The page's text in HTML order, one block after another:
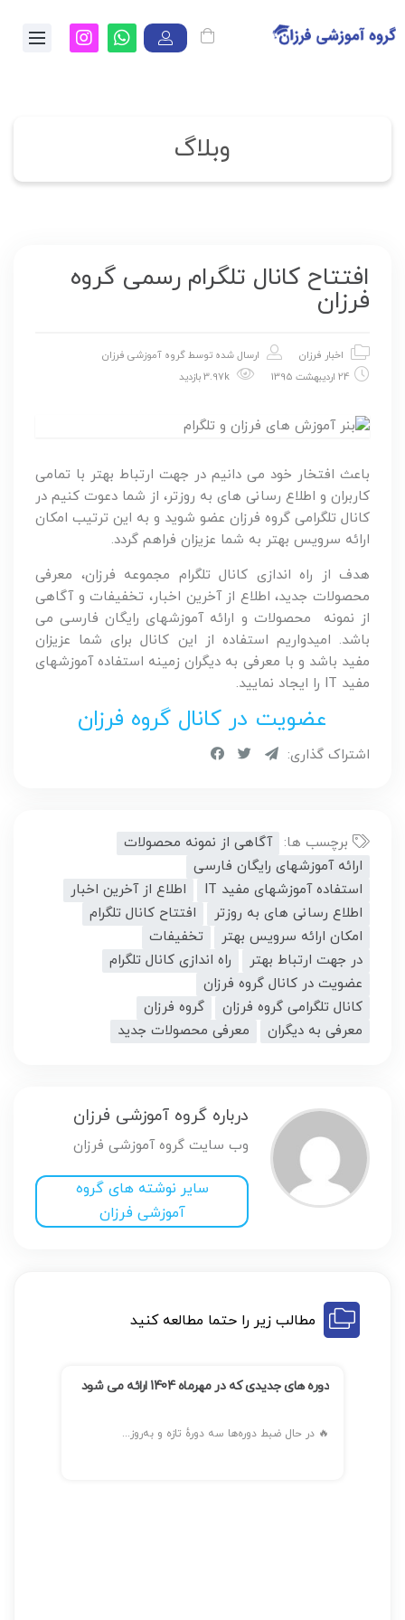
وبلاگ
افتتاح کانال تلگرام رسمی گروه
فرزان
اخبار فرزان ارسال شده توسطگروه آموزشی فرزان
24 اردیبهشت 1395
باعث افتخار خود می دانیم در جهت ارتباط بهتر با تمامی
کاربران و اطلاع رسانی های به روزتر، از شما دعوت کنیم در
کانال تلگرامی گروه فرزان عضو شوید و به این ترتیب امکان
ارائه سرویس بهتر به شما عزیزان فراهم گردد.
هدف از راه اندازی کانال تلگرام مجموعه فرزان، معرفی
محصولات جدید، اطلاع از آخرین اخبار، تخفیفات و آگاهی
از نمونه محصولات و ارائه آموزشهای رایگان فارسی می
باشد. امیدواریم استفاده از این کانال برای شما عزیزان
مفید باشد و با معرفی به دیگران زمینه استفاده آموزشهای
مفید IT را ایجاد نمایید.
عضویت در کانال گروه فرزان
اشتراک گذاری:
برچسب ها:
آگاهی از نمونه محصولات
ارائه آموزشهای رایگان فارسی
استفاده آموزشهای مفید IT
اطلاع از آخرین اخبار
اطلاع رسانی های به روزتر
افتتاح کانال تلگرام
امکان ارائه سرویس بهتر
تخفیفات
در جهت ارتباط بهتر
راه اندازی کانال تلگرام
عضویت در کانال گروه فرزان
کانال تلگرامی گروه فرزان
گروه فرزان
معرفی به دیگران
معرفی محصولات جدید
درباره گروه آموزشی فرزان
وب سایت گروه آموزشی فرزان
سایر نوشته های گروه
آموزشی فرزان
مطالب زیر را حتما مطالعه کنید